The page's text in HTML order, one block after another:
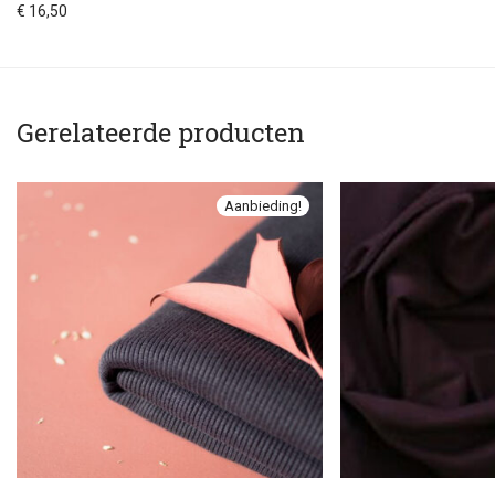
€ 16,50
Gerelateerde producten
Aanbieding!